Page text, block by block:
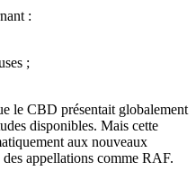
:
;
le CBD présentait globalement
disponibles. Mais cette
aux nouveaux
appellations comme RAF.